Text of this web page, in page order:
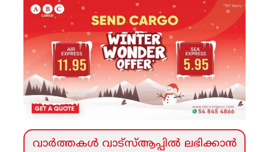
വാര്‍ത്തകള്‍ വാട്‌സ്‌ആപ്പില്‍ ലഭിക്കാന്‍